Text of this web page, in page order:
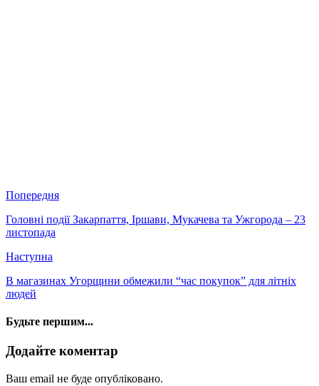
Попередня
Головні події Закарпаття, Іршави, Мукачева та Ужгорода – 23
листопада
Наступна
В магазинах Угорщини обмежили “час покупок” для літніх
людей
Будьте першим...
Додайте коментар
Ваш email не буде опубліковано.